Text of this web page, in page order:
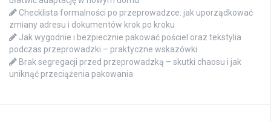
Checklista formalności po przeprowadzce: jak uporządkować
zmiany adresu i dokumentów krok po kroku
Jak wygodnie i bezpiecznie pakować pościel oraz tekstylia
podczas przeprowadzki – praktyczne wskazówki
Brak segregacji przed przeprowadzką – skutki chaosu i jak
uniknąć przeciążenia pakowania